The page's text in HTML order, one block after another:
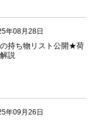
年08月28日
の持ち物リスト公開★荷
説
年09月26日